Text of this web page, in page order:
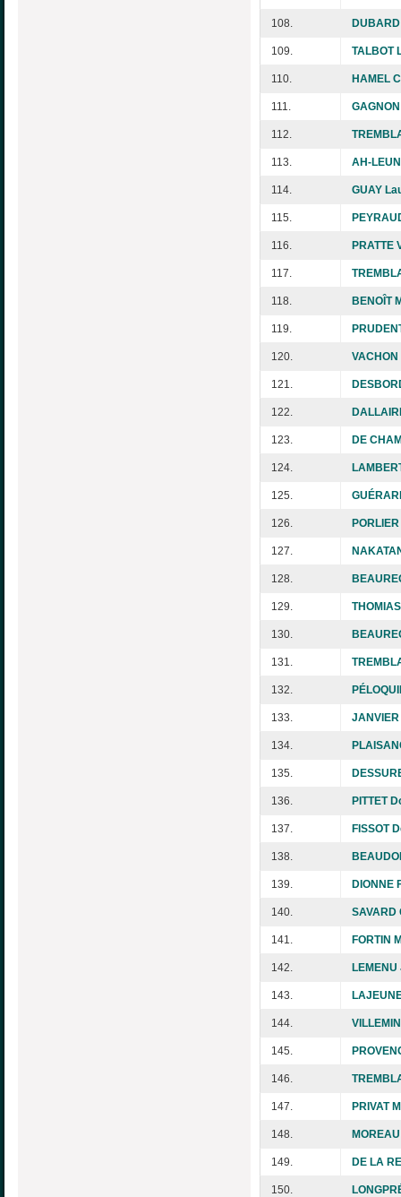
108.
109. TALBOT
110. HAMEL
111.
112.
113. AH-
114. GUAY
115.
116. PRATTE
117.
118. BENOÎT
119.
120.
121.
122.
123. DE
124.
125.
126.
127.
128.
129.
130.
131.
132.
133.
134.
135.
136. PITTET
137. FISSOT
138.
139. DIONNE
140. SAVARD
141. FORTIN
142.
143.
144.
145.
146.
147. PRIVAT
148.
149. DE LA
150.